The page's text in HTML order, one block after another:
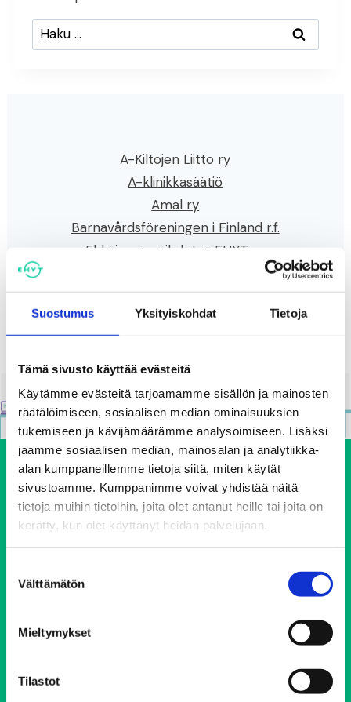
Suostumus Yksityiskohdat Tietoja
Tämä sivusto käyttää evästeitä
Käytämme evästeitä tarjoamamme sisällön ja mainosten
räätälöimiseen, sosiaalisen median ominaisuuksien
tukemiseen ja kävijämäärämme analysoimiseen. Lisäksi
jaamme sosiaalisen median, mainosalan ja analytiikka-
alan kumppaneillemme tietoja siitä, miten käytät
sivustoamme. Kumppanimme voivat yhdistää näitä
tietoja muihin tietoihin, joita olet antanut heille tai joita on
kerätty, kun olet käyttänyt heidän palvelujaan.
valinta
Välttämätön
Mieltymykset
Tilastot